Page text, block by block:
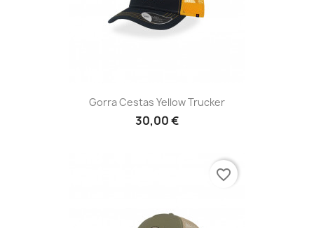
Gorra Cestas Yellow Trucker
30,00 €
favorite_border